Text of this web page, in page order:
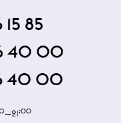
85
40 00
40 00
—21:00